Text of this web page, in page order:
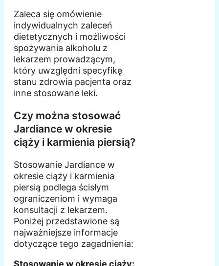
Zaleca się omówienie
indywidualnych zaleceń
dietetycznych i możliwości
spożywania alkoholu z
lekarzem prowadzącym,
który uwzględni specyfikę
stanu zdrowia pacjenta oraz
inne stosowane leki.
Czy można stosować
Jardiance w okresie
ciąży i karmienia piersią?
Stosowanie Jardiance w
okresie ciąży i karmienia
piersią podlega ścisłym
ograniczeniom i wymaga
konsultacji z lekarzem.
Poniżej przedstawione są
najważniejsze informacje
dotyczące tego zagadnienia:
Stosowanie w okresie ciąży: